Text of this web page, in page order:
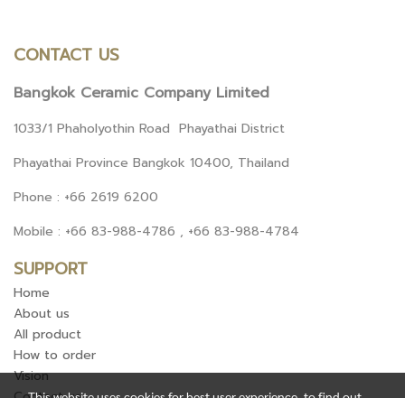
CONTACT US
Bangkok Ceramic Company Limited
1033/1 Phaholyothin Road Phayathai District
Phayathai Province Bangkok 10400, Thailand
Phone : +66 2619 6200
Mobile : +66 83-988-4786 , +66 83-988-4784
SUPPORT
Home
About us
All product
How to order
Vision